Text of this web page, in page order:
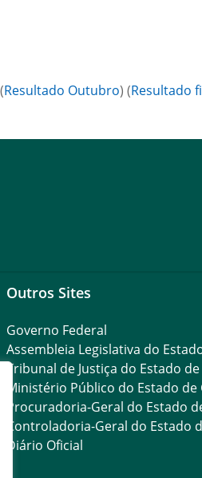
Resultado Outubro) (Resultado
Outros Sites
Governo Federal
Assembleia Legislativa do
Tribunal de Justiça do Estado
Ministério Público do Estado de
Procuradoria-Geral do Estado
Controladoria-Geral do Estado
Diário Oficial